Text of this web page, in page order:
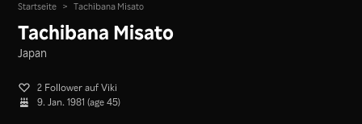
Startseite > Tachibana Misato
Tachibana Misato
Japan
2 Follower auf Viki
9. Jan. 1981 (age 45)